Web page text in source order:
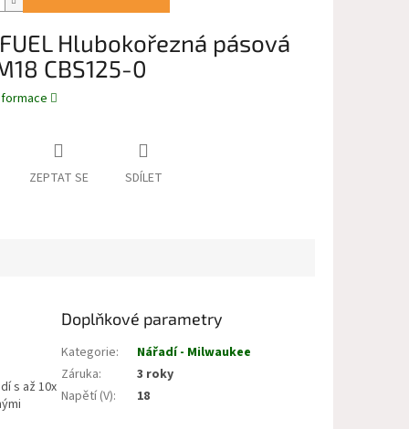
Hlubokořezná pásová
CBS125-0
ZEPTAT SE SDÍLET
s až 10x
Doplňkové parametry
Kategorie:
Nářadí - Milwaukee
Záruka:
3 roky
Napětí (V): 18